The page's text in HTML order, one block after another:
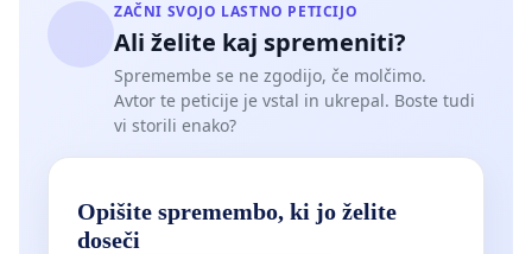
ZAČNI SVOJO LASTNO PETICIJO
Ali želite kaj spremeniti?
Spremembe se ne zgodijo, če molčimo.
Avtor te peticije je vstal in ukrepal. Boste tudi
vi storili enako?
Opišite spremembo, ki jo želite
doseči